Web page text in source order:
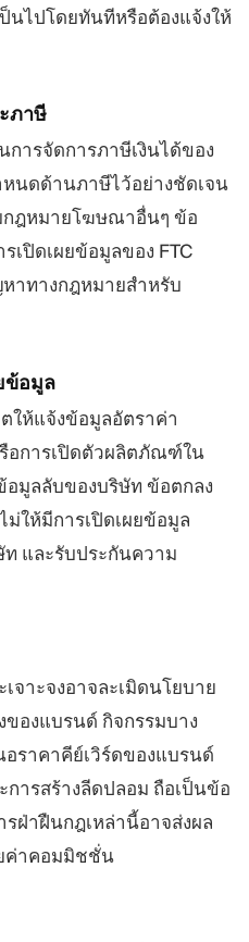
นไปโดยทันทีหรือต้องแจ้งให้
ภาษี
ารจัดการภาษีเงินได้ของ
นดด้านภาษีไว้อย่างชัดเจน
กฎหมายโฆษณาอื่นๆ ข้อ
เปิดเผยข้อมูลของ FTC
าทางกฎหมายสำหรับ
ข้อมูล
ให้แจ้งข้อมูลอัตราค่า
อการเปิดตัวผลิตภัณฑ์ใน
มูลลับของบริษัท ข้อตกลง
ให้มีการเปิดเผยข้อมูล
และรับประกันความ
จาะจงอาจละเมิดนโยบาย
องแบรนด์ กิจกรรมบาง
อราคาคีย์เวิร์ดของแบรนด์
ารสร้างลีดปลอม ถือเป็นข้อ
ฝ่าฝืนกฎเหล่านี้อาจส่งผล
ค่าคอมมิชชั่น